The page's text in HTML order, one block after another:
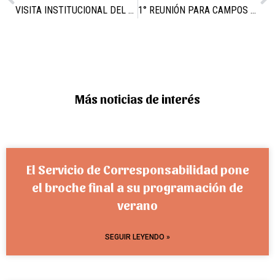
VISITA INSTITUCIONAL DEL SENADOR JUAN LUIS SOTO 1° REUNIÓN PARA CAMPOS JOVEN 2017 – MIÉRCOLES 6 DE SEPTIEMBRE
Más noticias de interés
El Servicio de Corresponsabilidad pone
el broche final a su programación de
verano
SEGUIR LEYENDO »